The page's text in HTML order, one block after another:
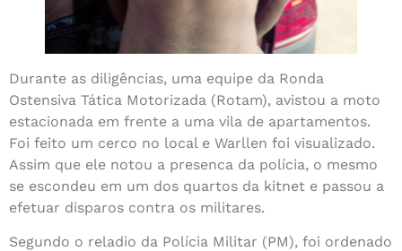
Durante as diligências, uma equipe da Ronda
Ostensiva Tática Motorizada (Rotam), avistou a moto
estacionada em frente a uma vila de apartamentos.
Foi feito um cerco no local e Warllen foi visualizado.
Assim que ele notou a presenca da polícia, o mesmo
se escondeu em um dos quartos da kitnet e passou a
efetuar disparos contra os militares.
Segundo o reladio da Polícia Militar (PM), foi ordenado